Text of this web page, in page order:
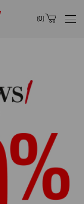
Andrews (0)